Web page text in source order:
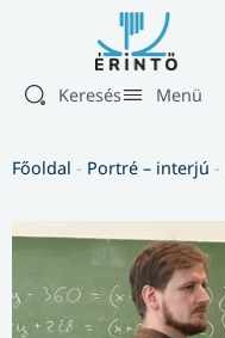
Keresés Menü
Főoldal - Portré – interjú -